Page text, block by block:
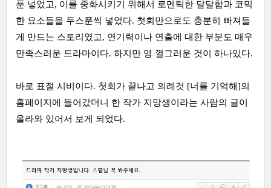
푼 넣었고, 이를 중화시키기 위해서 로멘틱한 달달함과 코믹
한 요소들을 두스푼씩 넣었다. 첫회만으로도 충분히 빠져들
게 만드는 스토리였고, 연기력이나 연출에 대한 부분도 매우
만족스러운 드라마이다. 하지만 영 껄그러운 것이 하나있다.
바로 표절 시비이다. 첫회가 끝나고 의례것 [너를 기억해]의
홈페이지에 들어갔더니 한 작가 지망생이라는 사람의 글이
올라와 있어서 보게 되었다.